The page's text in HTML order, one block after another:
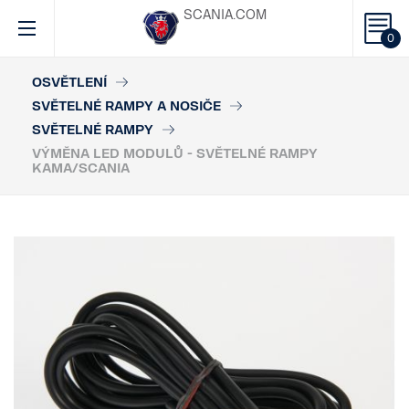
0
SCANIA.COM
OSVĚTLENÍ
SVĚTELNÉ RAMPY A NOSIČE
SVĚTELNÉ RAMPY
VÝMĚNA LED MODULŮ - SVĚTELNÉ RAMPY
KAMA/SCANIA